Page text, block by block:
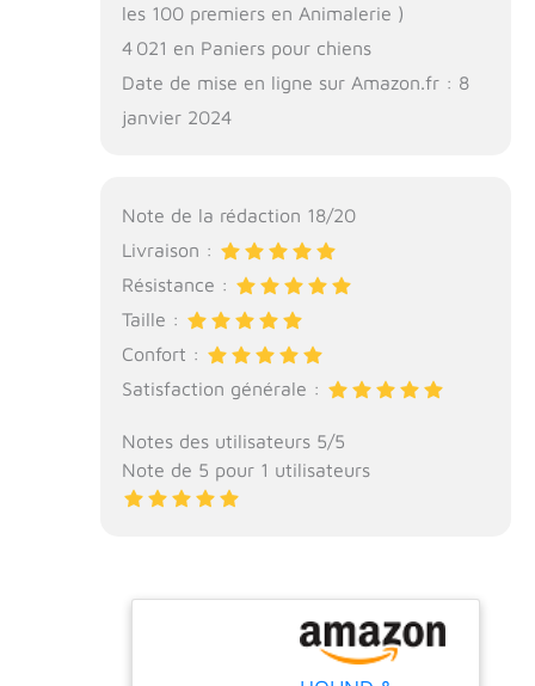
les 100 premiers en Animalerie )
4 021 en Paniers pour chiens
Date de mise en ligne sur Amazon.fr : 8
janvier 2024
Note de la rédaction 18/20
Livraison :
Résistance :
Taille :
Confort :
Satisfaction générale :
Notes des utilisateurs 5/5
Note de 5 pour 1 utilisateurs